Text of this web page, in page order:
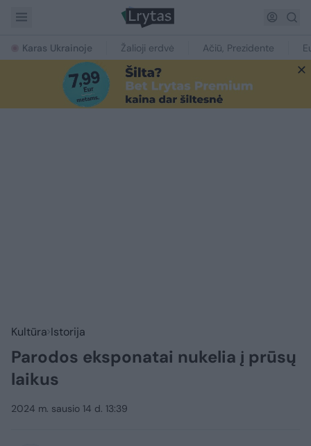
Karas Ukrainoje Žalioji erdvė Ačiū, Prezidente
Kultūra Istorija
Parodos eksponatai nukelia į prūsų
laikus
2024 m. sausio 14 d. 13:39